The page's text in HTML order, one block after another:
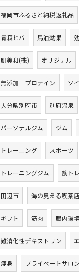
福岡市ふるさと納税返礼品
青森ヒバ 馬油効果
肌美和(株) オリジナル
無添加 プロテイン ソイ
大分県別府市 別府温泉
パーソナルジム ジム
トレーニング スポーツ
トレーニングジム 筋トレ
田辺市 海の見える喫茶
ギフト 筋肉 腸内環
難消化性デキストリン
痩身 プライベートサロン